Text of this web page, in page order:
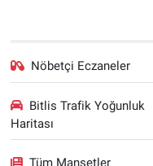
Nöbetçi Eczaneler
Bitlis Trafik Yoğunluk
Haritası
Tüm Manşetler